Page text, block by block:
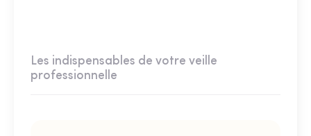
Les indispensables de votre veille
professionnelle